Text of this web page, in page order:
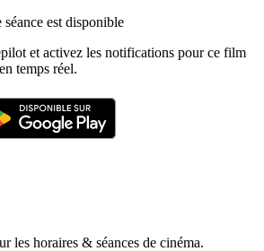
séance est disponible
et activez les notifications pour ce film
temps réel.
les horaires & séances de cinéma.